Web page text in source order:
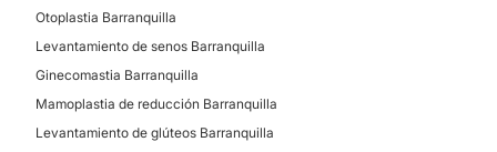
Otoplastia Barranquilla
Levantamiento de senos Barranquilla
Ginecomastia Barranquilla
Mamoplastia de reducción Barranquilla
Levantamiento de glúteos Barranquilla